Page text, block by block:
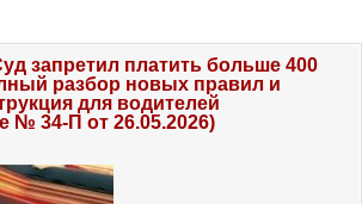
запретил платить больше 400
разбор новых правил и
для водителей
№ 34-П от 26.05.2026)